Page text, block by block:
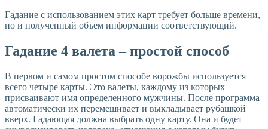
Гадание с использованием этих карт требует больше времени,
но и полученный объем информации соответствующий.
Гадание 4 валета – простой способ
В первом и самом простом способе ворожбы используется
всего четыре карты. Это валеты, каждому из которых
присваивают имя определенного мужчины. После программа
автоматически их перемешивает и выкладывает рубашкой
вверх. Гадающая должна выбрать одну карту. Она и будет